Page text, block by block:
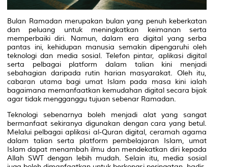
Bulan Ramadan merupakan bulan yang penuh keberkatan
dan peluang untuk meningkatkan keimanan serta
memperbaiki diri. Namun, dalam era digital yang serba
pantas ini, kehidupan manusia semakin dipengaruhi oleh
teknologi dan media sosial. Telefon pintar, aplikasi digital
serta pelbagai platform dalam talian kini menjadi
sebahagian daripada rutin harian masyarakat. Oleh itu,
cabaran utama bagi umat Islam pada masa kini ialah
bagaimana memanfaatkan kemudahan digital secara bijak
agar tidak mengganggu tujuan sebenar Ramadan.
Teknologi sebenarnya boleh menjadi alat yang sangat
bermanfaat sekiranya digunakan dengan cara yang betul.
Melalui pelbagai aplikasi al-Quran digital, ceramah agama
dalam talian serta platform pembelajaran Islam, umat
Islam dapat menambah ilmu dan mendekatkan diri kepada
Allah SWT dengan lebih mudah. Selain itu, media sosial